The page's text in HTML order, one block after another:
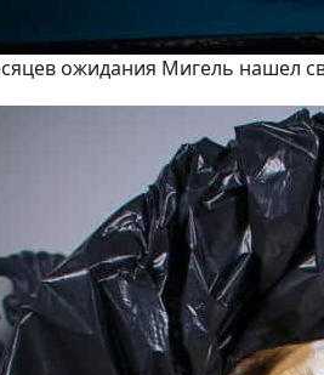
ожидания Мигель нашел